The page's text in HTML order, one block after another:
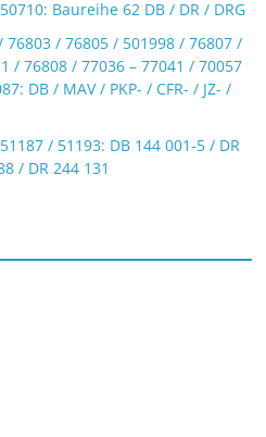
Baureihe 62 DB / DR / DRG
/ 76805 / 501998 / 76807 /
/ 76808 / 77036 – 77041 / 70057
DB / MAV / PKP- / CFR- / JZ- /
/ 51193: DB 144 001-5 / DR
/ DR 244 131